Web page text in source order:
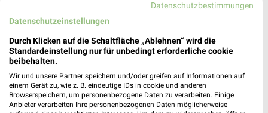
Standortgenaue Angebote
✔Folge deinem Lieblingshändler
✔Push-Benachrichtigungen bei neuen Prospekten
✔Einkaufsliste - Einkauf stressfrei planen
JETZT LADEN UND SPAREN!
Datenschutzbestimmungen
Datenschutzeinstellungen
Durch Klicken auf die Schaltfläche „Ablehnen“ wird die
Standardeinstellung nur für unbedingt erforderliche cookie
beibehalten.
Wir und unsere Partner speichern und/oder greifen auf Informationen auf
einem Gerät zu, wie z. B. eindeutige IDs in cookie und anderen
Browserspeichern, um personenbezogene Daten zu verarbeiten. Einige
Anbieter verarbeiten Ihre personenbezogenen Daten möglicherweise